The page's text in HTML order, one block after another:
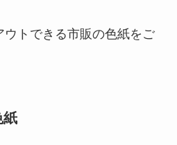
トできる市販の色紙をご
紙